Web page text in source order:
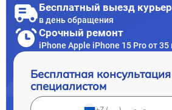
Бесплатный выезд
в день обращения
Срочный ремонт
iPhone Apple iPhone 15 Pro от 35
Бесплатная
специалистом